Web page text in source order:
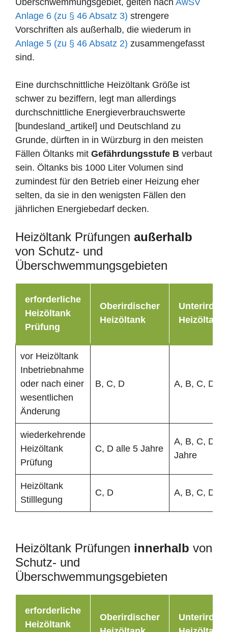
Anlage 6 (zu § 46 Absatz 3) strengere
Vorschriften als außerhalb, die wiederum in
Anlage 5 (zu § 46 Absatz 2) zusammengefasst
sind.
Eine durchschnittliche Heizöltank Größe ist
schwer zu beziffern, legt man allerdings
durchschnittliche Energieverbrauchswerte
[bundesland_artikel] und Deutschland zu
Grunde, dürften in in Würzburg in den meisten
Fällen Öltanks mit Gefährdungsstufe B verbaut
sein. Öltanks bis 1000 Liter Volumen sind
zumindest für den Betrieb einer Heizung eher
selten, da sie in den wenigsten Fällen den
jährlichen Energiebedarf decken.
Heizöltank Prüfungen außerhalb
von Schutz- und
Überschwemmungsgebieten
erforderliche
Heizöltank
Prüfung
Oberirdischer
Heizöltank
Heizöltank
vor Heizöltank
Inbetriebnahme
oder nach einer
wesentlichen
Änderung
B, C, D A, B, C, D
wiederkehrende
Heizöltank
Prüfung
C, D alle 5 Jahre
A, B, C, D
Jahre
Heizöltank
Stilllegung
C, D A, B, C, D
Heizöltank Prüfungen innerhalb von
Schutz- und
Überschwemmungsgebieten
erforderliche
Heizöltank
Oberirdischer